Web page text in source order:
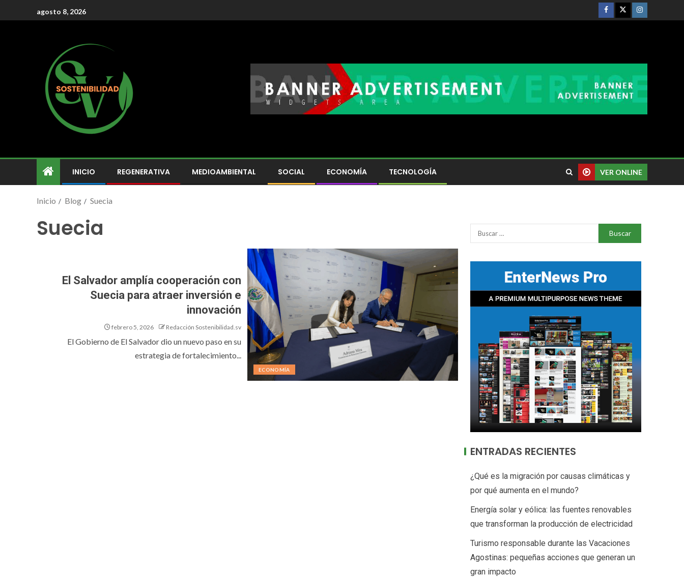
agosto 8, 2026
INICIO REGENERATIVA MEDIOAMBIENTAL SOCIAL ECONOMÍA TECNOLOGÍA VER ONLINE
Inicio Blog Suecia
Suecia
ECONOMÍA
El Salvador amplía cooperación con
Suecia para atraer inversión e
innovación
febrero 5, 2026 Redacción Sostenibilidad.sv
El Gobierno de El Salvador dio un nuevo paso en su
estrategia de fortalecimiento...
ENTRADAS RECIENTES
¿Qué es la migración por causas climáticas y
por qué aumenta en el mundo?
Energía solar y eólica: las fuentes renovables
que transforman la producción de electricidad
Turismo responsable durante las Vacaciones
Agostinas: pequeñas acciones que generan un
gran impacto